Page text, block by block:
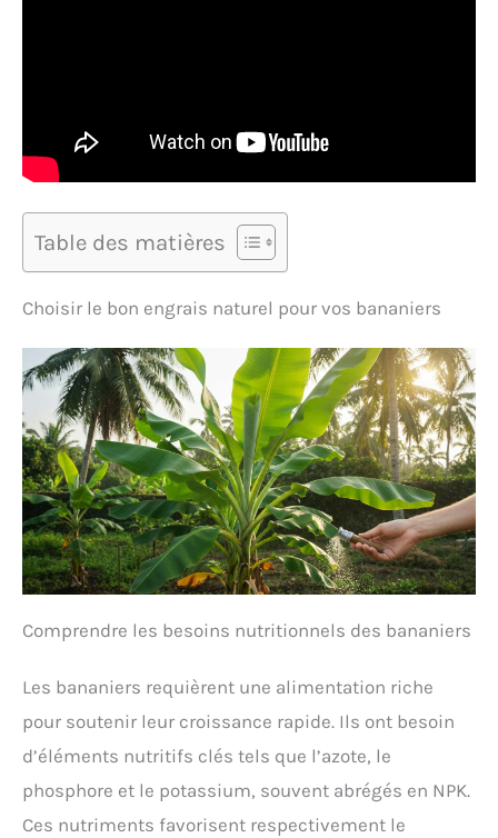
Table des matières
Choisir le bon engrais naturel pour vos bananiers
Comprendre les besoins nutritionnels des bananiers
Les bananiers requièrent une alimentation riche
pour soutenir leur croissance rapide. Ils ont besoin
d’éléments nutritifs clés tels que l’azote, le
phosphore et le potassium, souvent abrégés en NPK.
Ces nutriments favorisent respectivement le